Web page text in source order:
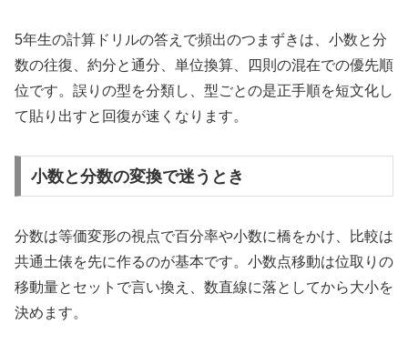
5年生の計算ドリルの答えで頻出のつまずきは、小数と分
数の往復、約分と通分、単位換算、四則の混在での優先順
位です。誤りの型を分類し、型ごとの是正手順を短文化し
て貼り出すと回復が速くなります。
小数と分数の変換で迷うとき
分数は等価変形の視点で百分率や小数に橋をかけ、比較は
共通土俵を先に作るのが基本です。小数点移動は位取りの
移動量とセットで言い換え、数直線に落としてから大小を
決めます。